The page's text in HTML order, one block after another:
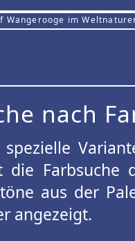
im
nach
spezielle
die Farbsuche
aus der
angezeigt.